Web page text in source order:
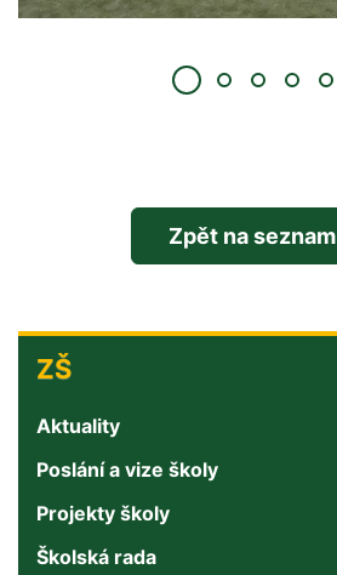
ZŠ
ZŠ
Aktuality
Poslání a vize školy
Projekty školy
Školská rada
Zpět na seznam